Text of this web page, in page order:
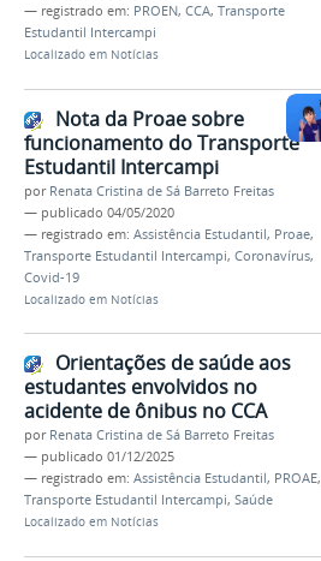
— registrado em: PROEN, CCA, Transporte
Estudantil Intercampi
Localizado em Notícias
Nota da Proae sobre
funcionamento do Transporte
Estudantil Intercampi
por Renata Cristina de Sá Barreto Freitas
— publicado 04/05/2020
— registrado em: Assistência Estudantil, Proae,
Transporte Estudantil Intercampi, Coronavírus,
Covid-19
Localizado em Notícias
Orientações de saúde aos
estudantes envolvidos no
acidente de ônibus no CCA
por Renata Cristina de Sá Barreto Freitas
— publicado 01/12/2025
— registrado em: Assistência Estudantil, PROAE,
Transporte Estudantil Intercampi, Saúde
Localizado em Notícias